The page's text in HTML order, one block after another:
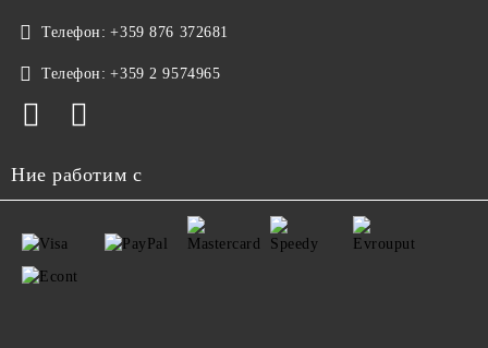
Телефон: +359 876 372681
Телефон: +359 2 9574965
Ние работим с